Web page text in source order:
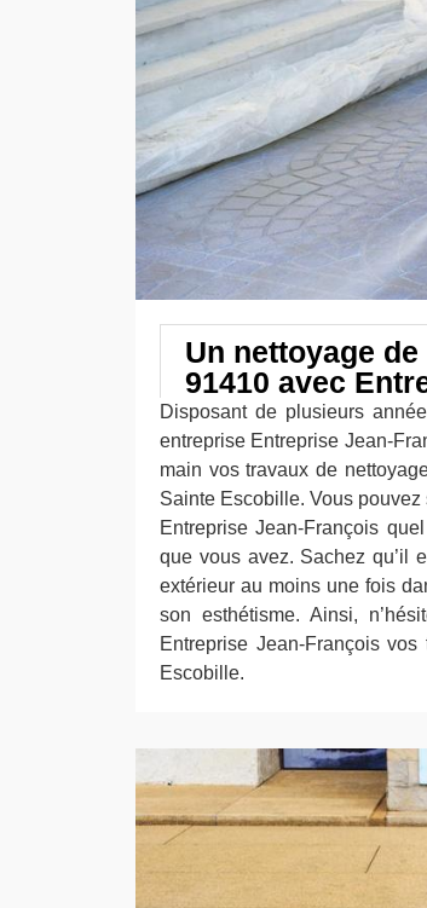
Un nettoyage
91410 avec
Disposant de plusieurs
entreprise Entreprise Jean-
main vos travaux de
Sainte Escobille. Vous
Entreprise Jean-François
que vous avez. Sachez qu’il
extérieur au moins une fois
son esthétisme. Ainsi,
Entreprise Jean-François
Escobille.